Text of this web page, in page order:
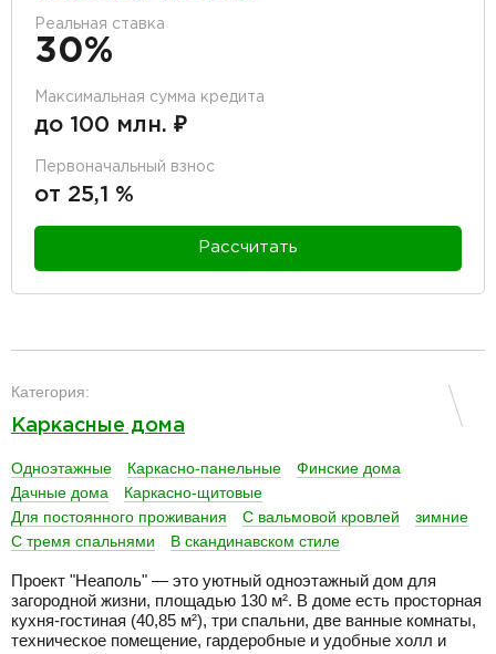
Реальная ставка
30%
Максимальная сумма кредита
до 100 млн. ₽
Первоначальный взнос
от 25,1 %
Рассчитать
Категория:
Каркасные дома
Одноэтажные Каркасно-панельные
Финские дома
Дачные дома
Каркасно-щитовые
Для постоянного проживания
С вальмовой кровлей
зимние
С тремя спальнями
В скандинавском стиле
Проект "Неаполь" — это уютный одноэтажный дом для
загородной жизни, площадью 130 м². В доме есть просторная
кухня-гостиная (40,85 м²), три спальни, две ванные комнаты,
техническое помещение, гардеробные и удобные холл и